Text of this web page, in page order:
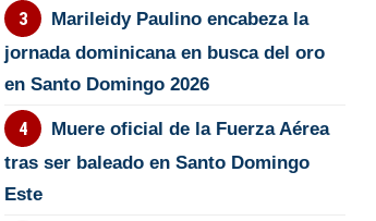
Marileidy Paulino encabeza la
jornada dominicana en busca del oro
en Santo Domingo 2026
Muere oficial de la Fuerza Aérea
tras ser baleado en Santo Domingo
Este